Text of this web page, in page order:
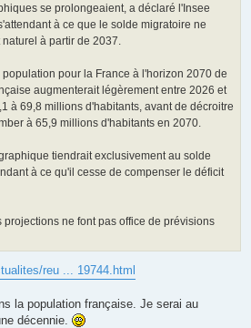
se prolongeaient, a déclaré l'Insee
à ce que le solde migratoire ne
à partir de 2037.
pour la France à l'horizon 2070 de
augmenterait légèrement entre 2026 et
à 69,8 millions d'habitants, avant de décroitre
à 65,9 millions d'habitants en 2070.
tiendrait exclusivement au solde
à ce qu'il cesse de compenser le déficit
projections ne font pas office de prévisions
reu ... 19744.html
la population française. Je serai au
décennie.